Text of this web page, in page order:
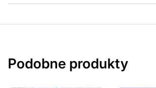
Podobne produkty